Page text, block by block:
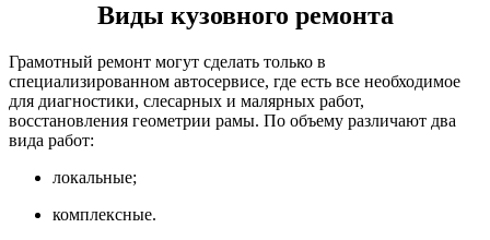
Виды кузовного ремонта
Грамотный ремонт могут сделать только в
специализированном автосервисе, где есть все необходимое
для диагностики, слесарных и малярных работ,
восстановления геометрии рамы. По объему различают два
вида работ:
локальные;
комплексные.